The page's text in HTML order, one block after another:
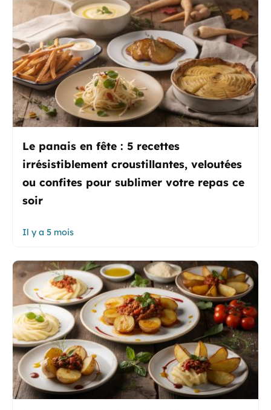
Le panais en fête : 5 recettes
irrésistiblement croustillantes, veloutées
ou confites pour sublimer votre repas ce
soir
Il y a 5 mois